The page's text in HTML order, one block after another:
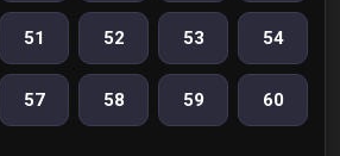
51 52 53 54
57 58 59 60